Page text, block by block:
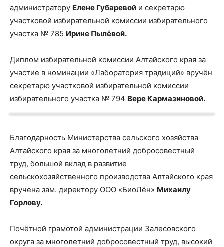
администратору Елене Губаревой и секретарю
участковой избирательной комиссии избирательного
участка № 785 Ирине Пылёвой.
Диплом избирательной комиссии Алтайского края за
участие в номинации «Лаборатория традиций» вручён
секретарю участковой избирательной комиссии
избирательного участка № 794 Вере Кармазиновой.
Благодарность Министерства сельского хозяйства
Алтайского края за многолетний добросовестный
труд, большой вклад в развитие
сельскохозяйственного производства Алтайского края
вручена зам. директору ООО «БиоЛён» Михаилу
Горлову.
Почётной грамотой администрации Залесовского
округа за многолетний добросовестный труд, высокий